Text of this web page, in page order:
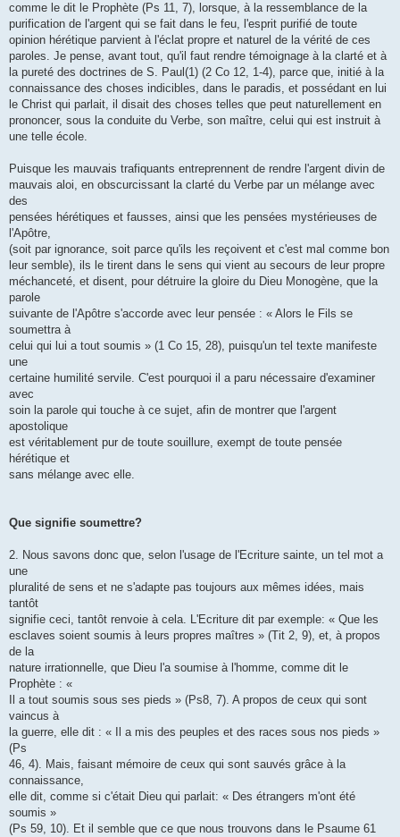
comme le dit le Prophète (Ps 11, 7), lorsque, à la ressemblance de la
purification de l'argent qui se fait dans le feu, l'esprit purifié de toute
opinion hérétique parvient à l'éclat propre et naturel de la vérité de ces
paroles. Je pense, avant tout, qu'il faut rendre témoignage à la clarté et à
la pureté des doctrines de S. Paul(1) (2 Co 12, 1-4), parce que, initié à la
connaissance des choses indicibles, dans le paradis, et possédant en lui
le Christ qui parlait, il disait des choses telles que peut naturellement en
prononcer, sous la conduite du Verbe, son maître, celui qui est instruit à
une telle école.
Puisque les mauvais trafiquants entreprennent de rendre l'argent divin de
mauvais aloi, en obscurcissant la clarté du Verbe par un mélange avec
des
pensées hérétiques et fausses, ainsi que les pensées mystérieuses de
l'Apôtre,
(soit par ignorance, soit parce qu'ils les reçoivent et c'est mal comme bon
leur semble), ils le tirent dans le sens qui vient au secours de leur propre
méchanceté, et disent, pour détruire la gloire du Dieu Monogène, que la
parole
suivante de l'Apôtre s'accorde avec leur pensée : « Alors le Fils se
soumettra à
celui qui lui a tout soumis » (1 Co 15, 28), puisqu'un tel texte manifeste
une
certaine humilité servile. C'est pourquoi il a paru nécessaire d'examiner
avec
soin la parole qui touche à ce sujet, afin de montrer que l'argent
apostolique
est véritablement pur de toute souillure, exempt de toute pensée
hérétique et
sans mélange avec elle.
Que signifie soumettre?
2. Nous savons donc que, selon l'usage de l'Ecriture sainte, un tel mot a
une
pluralité de sens et ne s'adapte pas toujours aux mêmes idées, mais
tantôt
signifie ceci, tantôt renvoie à cela. L'Ecriture dit par exemple: « Que les
esclaves soient soumis à leurs propres maîtres » (Tit 2, 9), et, à propos
de la
nature irrationnelle, que Dieu l'a soumise à l'homme, comme dit le
Prophète : «
Il a tout soumis sous ses pieds » (Ps8, 7). A propos de ceux qui sont
vaincus à
la guerre, elle dit : « Il a mis des peuples et des races sous nos pieds »
(Ps
46, 4). Mais, faisant mémoire de ceux qui sont sauvés grâce à la
connaissance,
elle dit, comme si c'était Dieu qui parlait: « Des étrangers m'ont été
soumis »
(Ps 59, 10). Et il semble que ce que nous trouvons dans le Psaume 61